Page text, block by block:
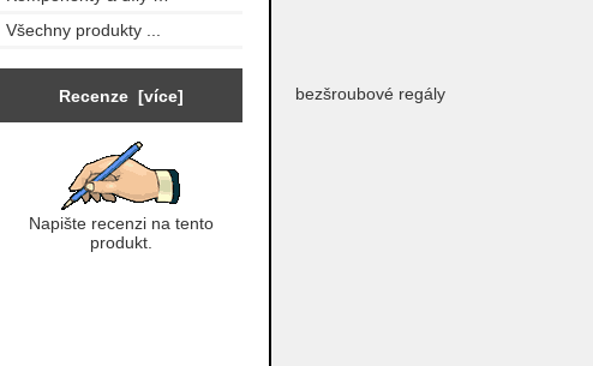
Všechny produkty ...
Recenze [více]
Napište recenzi na tento
produkt.
bezšroubové regály